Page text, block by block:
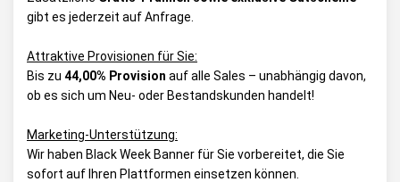
gibt es jederzeit auf Anfrage.
Attraktive Provisionen für Sie:
Bis zu 44,00% Provision auf alle Sales – unabhängig davon,
ob es sich um Neu- oder Bestandskunden handelt!
Marketing-Unterstützung:
Wir haben Black Week Banner für Sie vorbereitet, die Sie
sofort auf Ihren Plattformen einsetzen können.